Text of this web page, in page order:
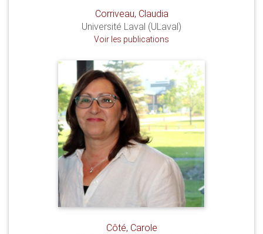
Corriveau, Claudia
Université Laval (ULaval)
Voir les publications
Côté, Carole